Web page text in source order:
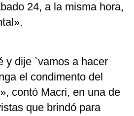
24, a la misma hora,
y dije `vamos a hacer
el condimento del
contó Macri, en una de
que brindó para